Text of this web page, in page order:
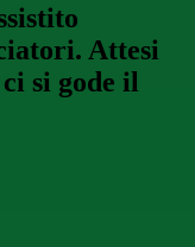
Attesi
si gode il